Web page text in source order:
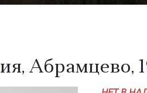
Абрамцево,